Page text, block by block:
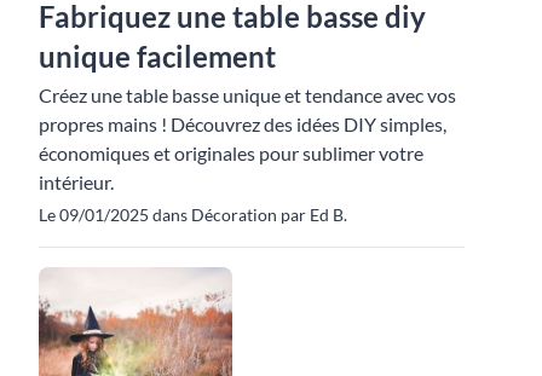
Fabriquez une table basse diy
unique facilement
Créez une table basse unique et tendance avec vos
propres mains ! Découvrez des idées DIY simples,
économiques et originales pour sublimer votre
intérieur.
Le 09/01/2025 dans Décoration par Ed B.